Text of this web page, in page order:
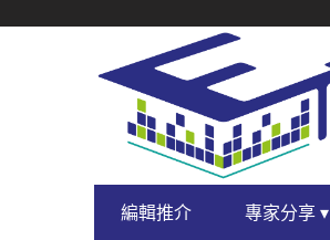
NAVIGATION
PRIMARY
NAVIGATION
編輯推介 專家分享 ▾